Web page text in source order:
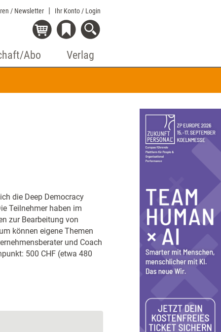
/ Newsletter Ihr Konto / Login
Abo Verlag
die Deep Democracy
Teilnehmer haben im
zur Bearbeitung von
können eigene Themen
und Coach
500 CHF (etwa 480